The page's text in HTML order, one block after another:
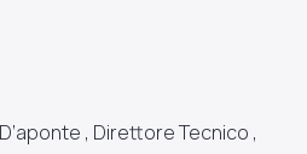
, Direttore Tecnico ,